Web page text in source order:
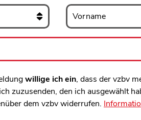
Vorname
Vorname
willige ich ein, dass der vzbv
zuzusenden, den ich ausgewählt
dem vzbv widerrufen.